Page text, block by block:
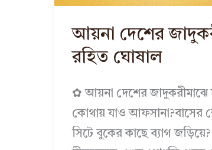
আয়না দেশের
রহিত ঘোষাল
✿ আয়না দেশের জাদুকরীমাঝে
কোথায় যাও আফসানা?বাসের
সিটে বুকের কাছে ব্যাগ জড়িয়ে?